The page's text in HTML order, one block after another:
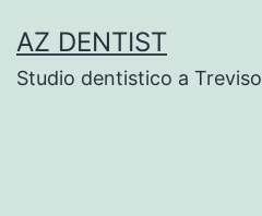
to
content
AZ DENTIST
Studio dentistico a Treviso